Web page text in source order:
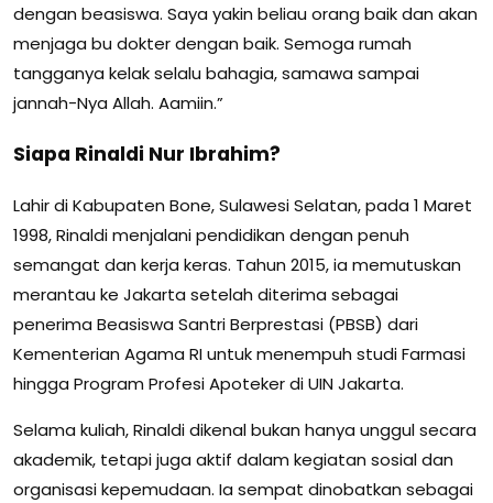
dengan beasiswa. Saya yakin beliau orang baik dan akan
menjaga bu dokter dengan baik. Semoga rumah
tangganya kelak selalu bahagia, samawa sampai
jannah-Nya Allah. Aamiin.”
Siapa Rinaldi Nur Ibrahim?
Lahir di Kabupaten Bone, Sulawesi Selatan, pada 1 Maret
1998, Rinaldi menjalani pendidikan dengan penuh
semangat dan kerja keras. Tahun 2015, ia memutuskan
merantau ke Jakarta setelah diterima sebagai
penerima Beasiswa Santri Berprestasi (PBSB) dari
Kementerian Agama RI untuk menempuh studi Farmasi
hingga Program Profesi Apoteker di UIN Jakarta.
Selama kuliah, Rinaldi dikenal bukan hanya unggul secara
akademik, tetapi juga aktif dalam kegiatan sosial dan
organisasi kepemudaan. Ia sempat dinobatkan sebagai